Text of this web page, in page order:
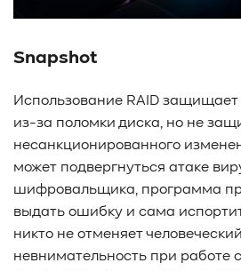
Snapshot
Использование RAID
из-за поломки диска, но не
несанкционированного
может подвергнуться атаке
шифровальщика, программа
выдать ошибку и сама
никто не отменяет
невнимательность при работе